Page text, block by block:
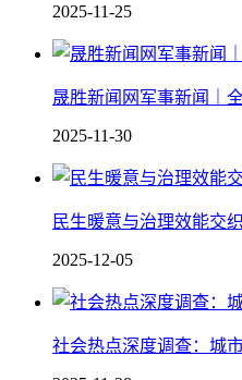
2025-11-25
晟胜新闻网军事新闻｜
2025-11-30
民生暖意与治理效能交
2025-12-05
社会热点深度调查：城